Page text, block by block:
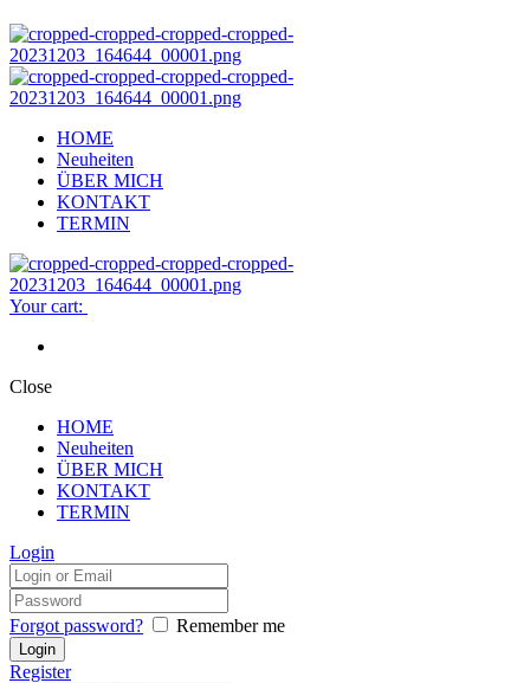
HOME
Neuheiten
ÜBER MICH
KONTAKT
TERMIN
Your cart:
Close
HOME
Neuheiten
ÜBER MICH
KONTAKT
TERMIN
Login
Forgot password? Remember me
Register